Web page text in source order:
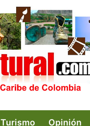
Turismo Opinión